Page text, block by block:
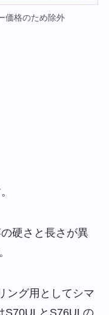
価格のため除外
硬さと長さが異
ング用としてシマ
S70ULとS76ULの